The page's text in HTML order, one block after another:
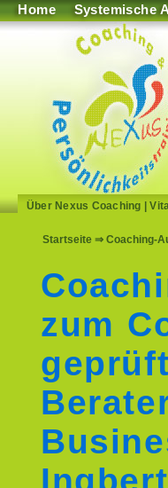
Home Systemische
Über Nexus Coaching |
Startseite ⇒ Coaching-
zum